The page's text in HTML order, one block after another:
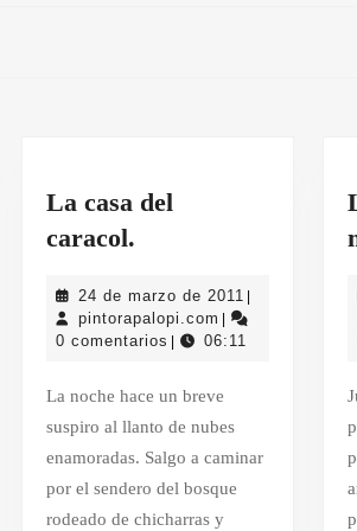
La casa del
caracol.
del
caracol.
24 de marzo de 2011 24
de
|
pintorapalopi.com |
0 comentarios | 06:11
La noche hace un breve
suspiro al llanto de nubes
enamoradas. Salgo a caminar
por el sendero del bosque
rodeado de chicharras y
Junto a un escaso grupo de